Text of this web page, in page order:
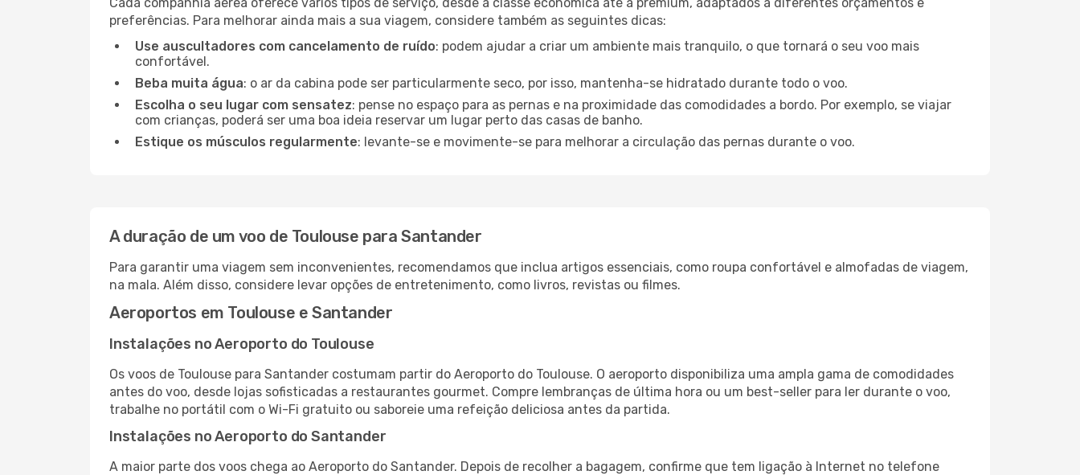
preferências. Para melhorar ainda mais a sua viagem, considere também as seguintes dicas:
Use auscultadores com cancelamento de ruído: podem ajudar a criar um ambiente mais tranquilo, o que tornará o seu voo mais
confortável.
Beba muita água: o ar da cabina pode ser particularmente seco, por isso, mantenha-se hidratado durante todo o voo.
Escolha o seu lugar com sensatez: pense no espaço para as pernas e na proximidade das comodidades a bordo. Por exemplo, se viajar
com crianças, poderá ser uma boa ideia reservar um lugar perto das casas de banho.
Estique os músculos regularmente: levante-se e movimente-se para melhorar a circulação das pernas durante o voo.
A duração de um voo de Toulouse para Santander
Para garantir uma viagem sem inconvenientes, recomendamos que inclua artigos essenciais, como roupa confortável e almofadas de viagem,
na mala. Além disso, considere levar opções de entretenimento, como livros, revistas ou filmes.
Aeroportos em Toulouse e Santander
Instalações no Aeroporto do Toulouse
Os voos de Toulouse para Santander costumam partir do Aeroporto do Toulouse. O aeroporto disponibiliza uma ampla gama de comodidades
antes do voo, desde lojas sofisticadas a restaurantes gourmet. Compre lembranças de última hora ou um best-seller para ler durante o voo,
trabalhe no portátil com o Wi-Fi gratuito ou saboreie uma refeição deliciosa antes da partida.
Instalações no Aeroporto do Santander
A maior parte dos voos chega ao Aeroporto do Santander. Depois de recolher a bagagem, confirme que tem ligação à Internet no telefone